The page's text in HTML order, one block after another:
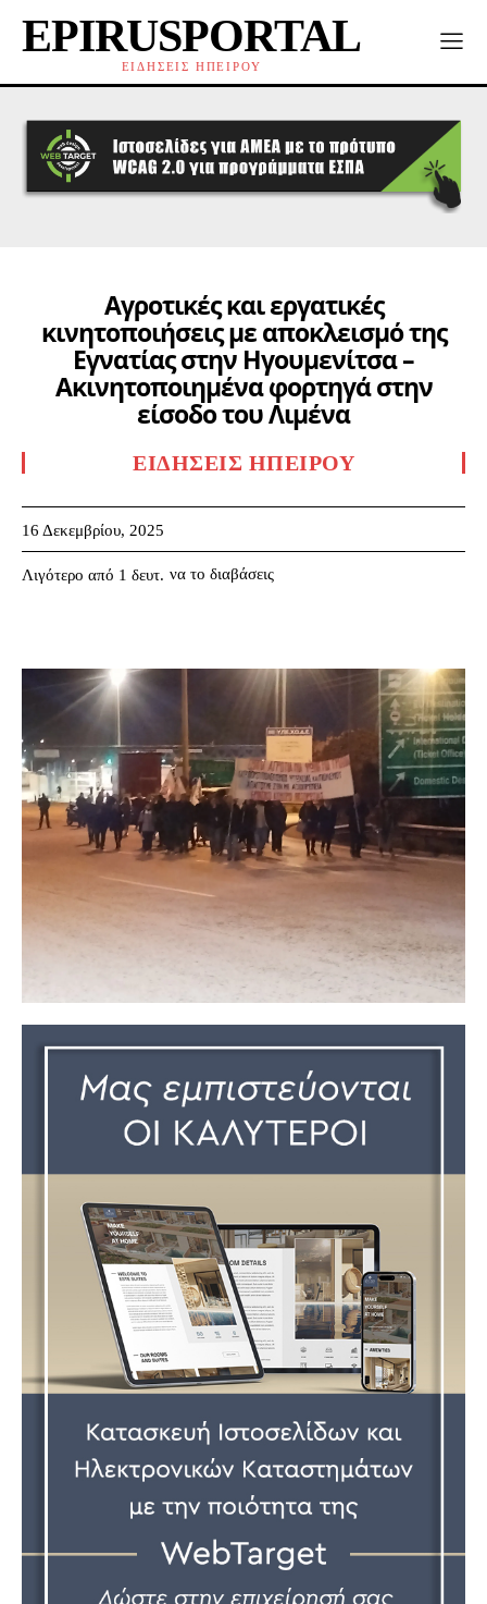
EPIRUSPORTAL
ΕΙΔΗΣΕΙΣ ΗΠΕΙΡΟΥ
Αγροτικές και εργατικές
κινητοποιήσεις με αποκλεισμό της
Εγνατίας στην Ηγουμενίτσα –
Ακινητοποιημένα φορτηγά στην
είσοδο του Λιμένα
ΕΙΔΉΣΕΙΣ ΗΠΕΊΡΟΥ
16 Δεκεμβρίου, 2025
Λιγότερο από 1 δευτ. να το διαβάσεις